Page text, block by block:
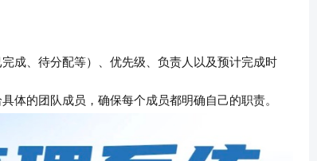
成、待分配等）、优先级、负责人以及预计完成时
体的团队成员，确保每个成员都明确自己的职责。